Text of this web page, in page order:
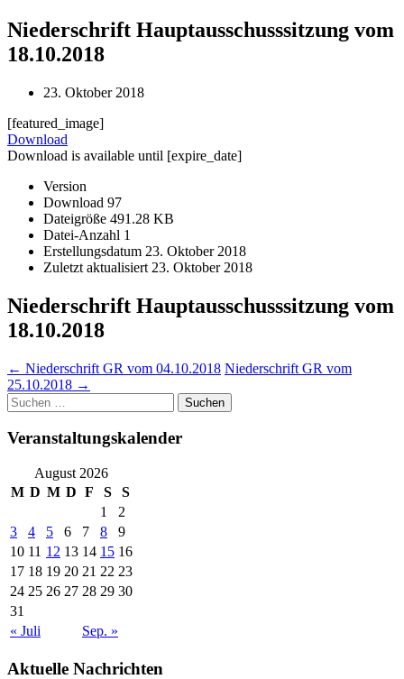
Niederschrift Hauptausschusssitzung vom
18.10.2018
23. Oktober 2018
[featured_image]
Download
Download is available until [expire_date]
Version
Download 97
Dateigröße 491.28 KB
Datei-Anzahl 1
Erstellungsdatum 23. Oktober 2018
Zuletzt aktualisiert 23. Oktober 2018
Niederschrift Hauptausschusssitzung vom
18.10.2018
Post
navigation
← Niederschrift GR vom 04.10.2018 Niederschrift GR vom
25.10.2018 →
Suchen
nach:
Veranstaltungskalender
August 2026
M D M D F S
S
1
2
3
4 5 6 7 8
9
10 11 12 13 14 15 16
17 18 19 20 21 22 23
24 25 26 27 28 29 30
31
« Juli
Sep. »
Aktuelle Nachrichten